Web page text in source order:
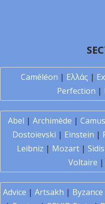
Caméléon | Ελλάς |
Perfection |
Abel | Archimède | Camus
Dostoïevski | Einstein |
Leibniz | Mozart | Sidis
Voltaire |
Advice | Artsakh | Byzance